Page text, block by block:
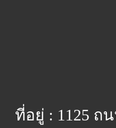
ที่อยู่ : 1125 ถ